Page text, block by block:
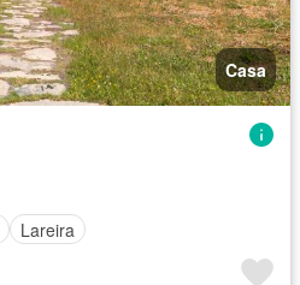
Casa
Lareira